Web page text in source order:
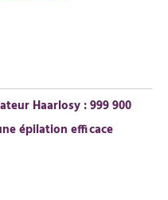
Haarlosy : 999 900
épilation efficace